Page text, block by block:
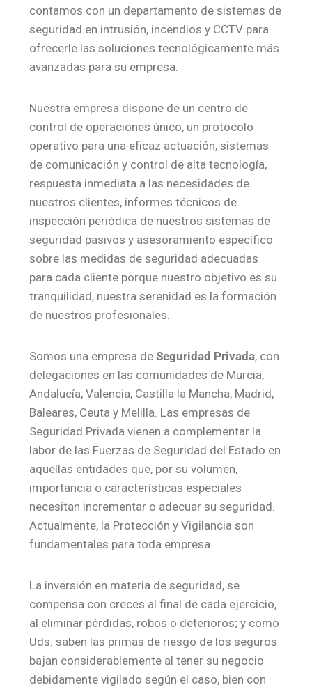
contamos con un departamento de sistemas de
seguridad en intrusión, incendios y CCTV para
ofrecerle las soluciones tecnológicamente más
avanzadas para su empresa.
Nuestra empresa dispone de un centro de
control de operaciones único, un protocolo
operativo para una eficaz actuación, sistemas
de comunicación y control de alta tecnología,
respuesta inmediata a las necesidades de
nuestros clientes, informes técnicos de
inspección periódica de nuestros sistemas de
seguridad pasivos y asesoramiento específico
sobre las medidas de seguridad adecuadas
para cada cliente porque nuestro objetivo es su
tranquilidad, nuestra serenidad es la formación
de nuestros profesionales.
Somos una empresa de Seguridad Privada, con
delegaciones en las comunidades de Murcia,
Andalucía, Valencia, Castilla la Mancha, Madrid,
Baleares, Ceuta y Melilla. Las empresas de
Seguridad Privada vienen a complementar la
labor de las Fuerzas de Seguridad del Estado en
aquellas entidades que, por su volumen,
importancia o características especiales
necesitan incrementar o adecuar su seguridad.
Actualmente, la Protección y Vigilancia son
fundamentales para toda empresa.
La inversión en materia de seguridad, se
compensa con creces al final de cada ejercicio,
al eliminar pérdidas, robos o deterioros; y como
Uds. saben las primas de riesgo de los seguros
bajan considerablemente al tener su negocio
debidamente vigilado según el caso, bien con